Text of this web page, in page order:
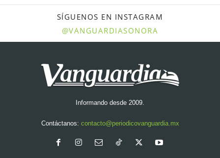
SÍGUENOS EN INSTAGRAM
@VANGUARDIASONORA
Informando desde 2009.
Contáctanos: contacto@periodicovanguardia.mx